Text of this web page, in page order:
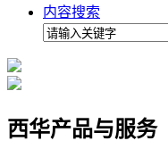
内容搜索
西华产品与服务